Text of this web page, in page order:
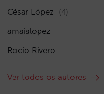
César López (4)
amaialopez
Rocío Rivero
Ver todos os autores